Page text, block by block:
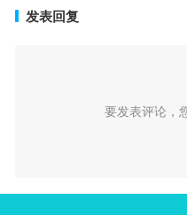
发表回复
要发表评论，